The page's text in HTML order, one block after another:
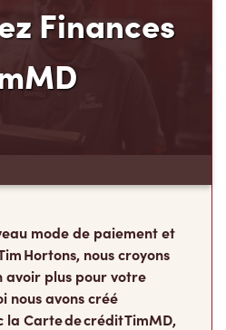
Finances
mode de paiement et
Hortons, nous croyons
avoir plus pour votre
nous avons créé
la Carte de crédit TimMD,